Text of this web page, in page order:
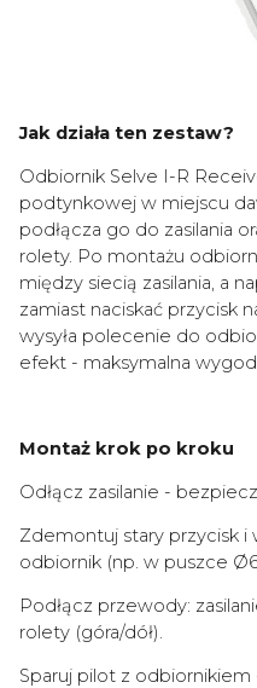
Jak działa ten zestaw?
Odbiornik Selve I-R
podtynkowej w miejscu
podłącza go do zasilania
rolety. Po montażu
między siecią zasilania, a
zamiast naciskać przycisk
wysyła polecenie do
efekt - maksymalna
Montaż krok po kroku
Odłącz zasilanie -
Zdemontuj stary przycisk
odbiornik (np. w puszce
Podłącz przewody:
rolety (góra/dół).
Sparuj pilot z odbiornikiem